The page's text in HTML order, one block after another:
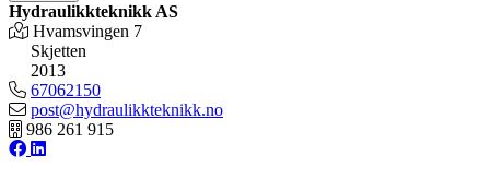
Hydraulikkteknikk AS
Hvamsvingen 7
Skjetten
2013
67062150
post@hydraulikkteknikk.no
986 261 915